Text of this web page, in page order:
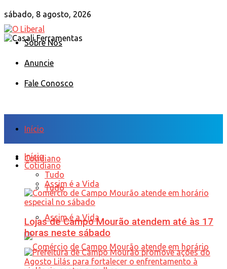
sábado, 8 agosto, 2026
Sobre Nós
Anuncie
Fale Conosco
Início
Cotidiano
Tudo
Assim é a Vida
Início
Cotidiano
Tudo
Assim é a Vida
Lojas de Campo Mourão atendem até às 17
horas neste sábado